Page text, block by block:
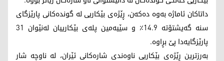
داتاکان ئاماژە بەوە دەکەن، ڕێژەی بێکاریی لە گوندەکانی پارێزگای
سنە گەیشتۆتە 14.9٪ و سێیەمین پلەی بێکارییان لەنێوان 31
پارێزگایەدا پێ بڕاوە.
بەرزترین ڕێژەی بێکاریی ناوەندی شارەکانی ئێران، لە ناوچە شار